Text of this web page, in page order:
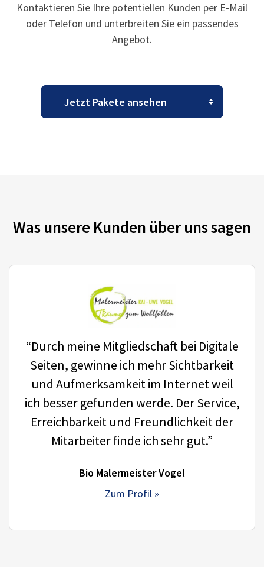
Kontaktieren Sie Ihre potentiellen Kunden per E-Mail
oder Telefon und unterbreiten Sie ein passendes
Angebot.
Was unsere Kunden über uns sagen
“Durch meine Mitgliedschaft bei Digitale
Seiten, gewinne ich mehr Sichtbarkeit
und Aufmerksamkeit im Internet weil
ich besser gefunden werde. Der Service,
Erreichbarkeit und Freundlichkeit der
Mitarbeiter finde ich sehr gut.”
Bio Malermeister Vogel
Zum Profil »